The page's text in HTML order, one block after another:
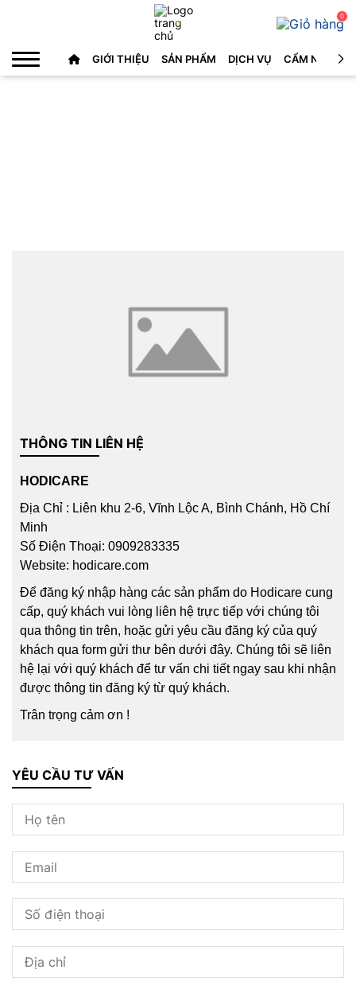
0
GIỚI THIỆU SẢN PHẨM DỊCH VỤ CẨM NANG
THÔNG TIN LIÊN HỆ
HODICARE
Địa Chỉ : Liên khu 2-6, Vĩnh Lộc A, Bình Chánh, Hồ Chí
Minh
Số Điện Thoại: 0909283335
Website: hodicare.com
Để đăng ký nhập hàng các sản phẩm do Hodicare cung
cấp, quý khách vui lòng liên hệ trực tiếp với chúng tôi
qua thông tin trên, hoặc gửi yêu cầu đăng ký của quý
khách qua form gửi thư bên dưới đây. Chúng tôi sẽ liên
hệ lại với quý khách để tư vấn chi tiết ngay sau khi nhận
được thông tin đăng ký từ quý khách.
Trân trọng cảm ơn !
YÊU CẦU TƯ VẤN